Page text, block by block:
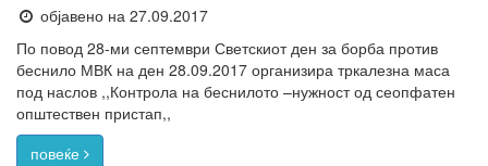
објавено на 27.09.2017
По повод 28-ми септември Светскиот ден за борба против
беснило МВК на ден 28.09.2017 организира тркалезна маса
под наслов ,,Контрола на беснилото –нужност од сеопфатен
општествен пристап,,
повеќе